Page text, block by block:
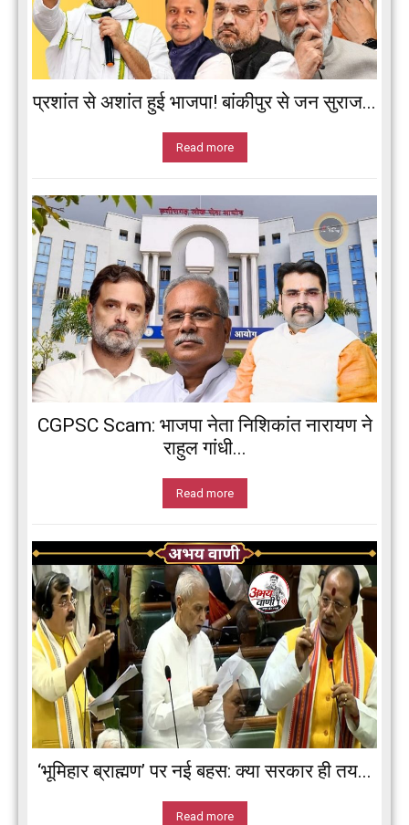
प्रशांत से अशांत हुई भाजपा! बांकीपुर से जन सुराज...
Read more
CGPSC Scam: भाजपा नेता निशिकांत नारायण ने
राहुल गांधी...
Read more
‘भूमिहार ब्राह्मण’ पर नई बहस: क्या सरकार ही तय...
Read more